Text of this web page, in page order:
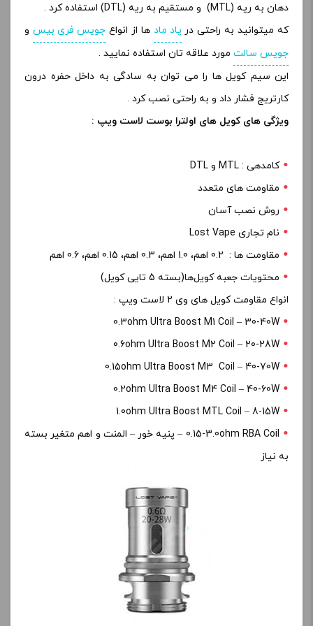
دهان به ریه (MTL) و مستقیم به ریه (DTL) استفاده کرد .
که میتوانید به راحتی در پاد ماد ها از انواعجویس فری بیس و
جویس سالت مورد علاقه تان استفاده نمایید .
این سیم کویل ها را می توان به سادگی به داخل حفره درون
کارتریج فشار داد و به راحتی نصب کرد .
ویژگی های کویل های اولترا بوست لاست ویپ :
کامدهی : MTL و DTL
مقاومت های متعدد
روش نصب آسان
نام تجاری Lost Vape
مقاومت ها : 0.2 اهم، 1.0 اهم، 0.3 اهم، 0.15 اهم، 0.6 اهم
محتویات جعبه کویل‌ها(بسته 5 تایی کویل)
انواع مقاومت کویل های وی 2 لاست ویپ :
0.3ohm Ultra Boost M1 Coil – 30-40W
0.6ohm Ultra Boost M2 Coil – 20-28W
0.15ohm Ultra Boost M3 Coil – 40-70W
0.2ohm Ultra Boost M4 Coil – 40-60W
1.0ohm Ultra Boost MTL Coil – 8-15W
0.15-3.0ohm RBA Coil – پنیه خور – المنت و اهم متغیر بسته
به نیاز